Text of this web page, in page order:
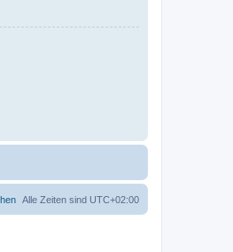
Alle Zeiten sind UTC+02:00